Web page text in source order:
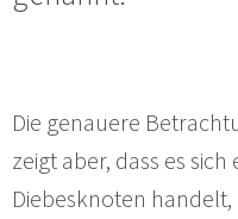
Die genauere
zeigt aber, dass es
Diebesknoten